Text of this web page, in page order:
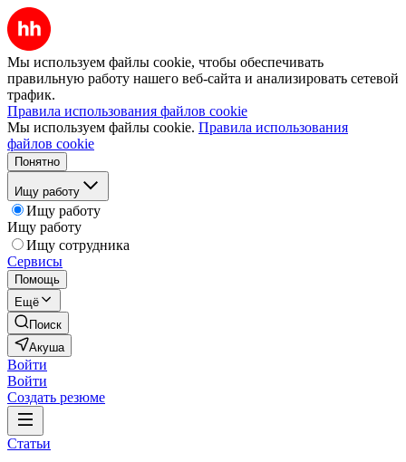
Мы используем файлы cookie, чтобы обеспечивать
правильную работу нашего веб-сайта и анализировать сетевой
трафик.
Правила использования файлов cookie
Мы используем файлы cookie. Правила использования
файлов cookie
Понятно
Ищу работу
Ищу работу
Ищу работу
Ищу сотрудника
Сервисы
Помощь
Ещё
Поиск
Акуша
Войти
Войти
Создать резюме
Статьи